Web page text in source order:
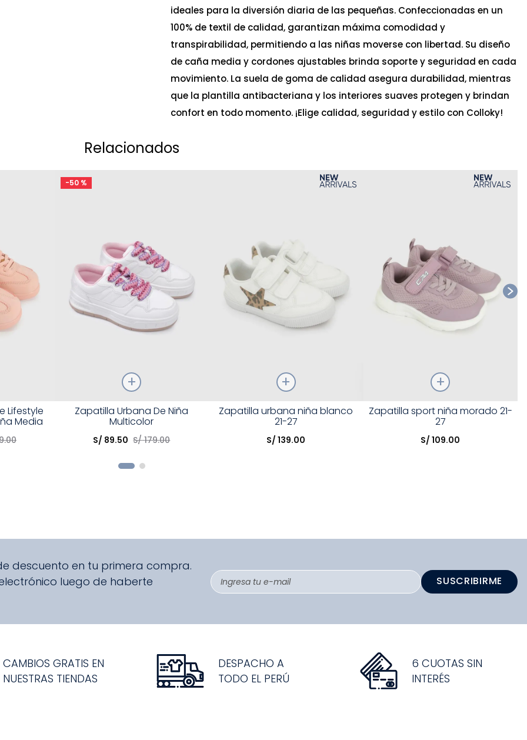
ideales para la diversión diaria de las pequeñas. Confeccionadas en un
100% de textil de calidad, garantizan máxima comodidad y
transpirabilidad, permitiendo a las niñas moverse con libertad. Su diseño
de caña media y cordones ajustables brinda soporte y seguridad en cada
movimiento. La suela de goma de calidad asegura durabilidad, mientras
que la plantilla antibacteriana y los interiores suaves protegen y brindan
confort en todo momento. ¡Elige calidad, seguridad y estilo con Colloky!
Relacionados
Lifestyle
Media
.00
-50 %
Elige una opción
Zapatilla Urbana De Niña
Multicolor
S/ 89.50 S/ 179.00
Talla
Elige una opción
Zapatilla urbana niña blanco
21-27
S/ 139.00
Talla
Elige una opción
Zapatilla sport niña morado 21-
27
S/ 109.00
descuento en tu primera compra.
luego de haberte
SUSCRIBIRME
CAMBIOS GRATIS EN
NUESTRAS TIENDAS
DESPACHO A
TODO EL PERÚ
6 CUOTAS SIN
INTERÉS